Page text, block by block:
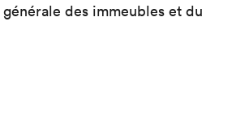
des immeubles et du